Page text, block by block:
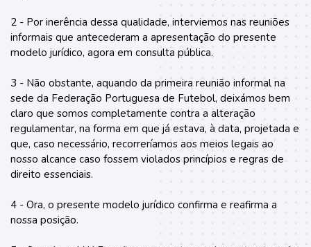
2 - Por inerência dessa qualidade, interviemos nas reuniões
informais que antecederam a apresentação do presente
modelo jurídico, agora em consulta pública.
3 - Não obstante, aquando da primeira reunião informal na
sede da Federação Portuguesa de Futebol, deixámos bem
claro que somos completamente contra a alteração
regulamentar, na forma em que já estava, à data, projetada e
que, caso necessário, recorreríamos aos meios legais ao
nosso alcance caso fossem violados princípios e regras de
direito essenciais.
4 - Ora, o presente modelo jurídico confirma e reafirma a
nossa posição.